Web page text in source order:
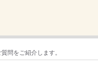
問をご紹介します。